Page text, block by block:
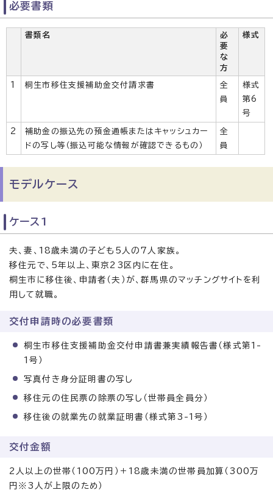
必要書類
書類名
必
要
な
方
様式
桐生市移住支援補助金交付請求書
全
員
様式
第6
号
2
補助金の振込先の預金通帳またはキャッシュカー
ドの写し等（振込可能な情報が確認できるもの）
全
員
モデルケース
ケース1
夫、妻、18歳未満の子ども5人の7人家族。
移住元で、5年以上、東京23区内に在住。
桐生市に移住後、申請者（夫）が、群馬県のマッチングサイトを利
用して就職。
交付申請時の必要書類
桐生市移住支援補助金交付申請書兼実績報告書（様式第1-
1号）
写真付き身分証明書の写し
移住元の住民票の除票の写し（世帯員全員分）
移住後の就業先の就業証明書（様式第3-1号）
交付金額
2人以上の世帯（100万円）＋18歳未満の世帯員加算（300万
円※3人が上限のため）